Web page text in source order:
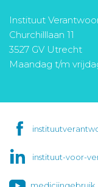
Instituut
Churchilllaan 11
3527 GV Utrecht
Maandag t/m
instituut-voor-